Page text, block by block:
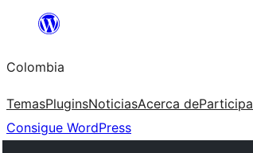
Saltar
contenido
Colombia
TemasPluginsNoticiasAcerca deParticipa
Consigue WordPress